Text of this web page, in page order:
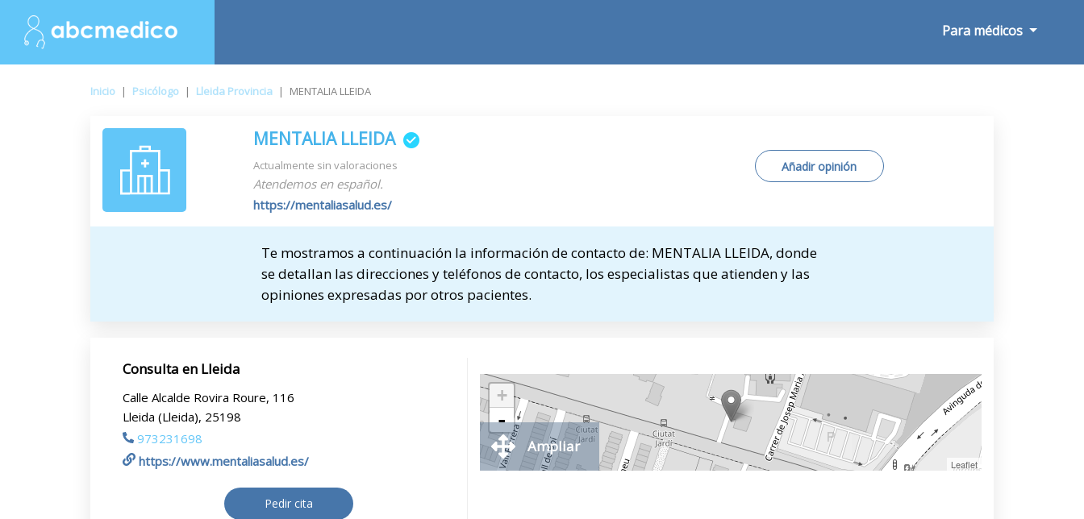
Para médicos
Inicio | Psicólogo | Lleida Provincia | MENTALIA LLEIDA
MENTALIA LLEIDA
Actualmente sin valoraciones
Atendemos en español.
https://mentaliasalud.es/
Añadir opinión
Te mostramos a continuación la información de contacto de: MENTALIA LLEIDA, donde
se detallan las direcciones y teléfonos de contacto, los especialistas que atienden y las
opiniones expresadas por otros pacientes.
Consulta en Lleida
Calle Alcalde Rovira Roure, 116
Lleida (Lleida), 25198
973231698
https://www.mentaliasalud.es/
Pedir cita
+
-
Leaflet
Ampliar